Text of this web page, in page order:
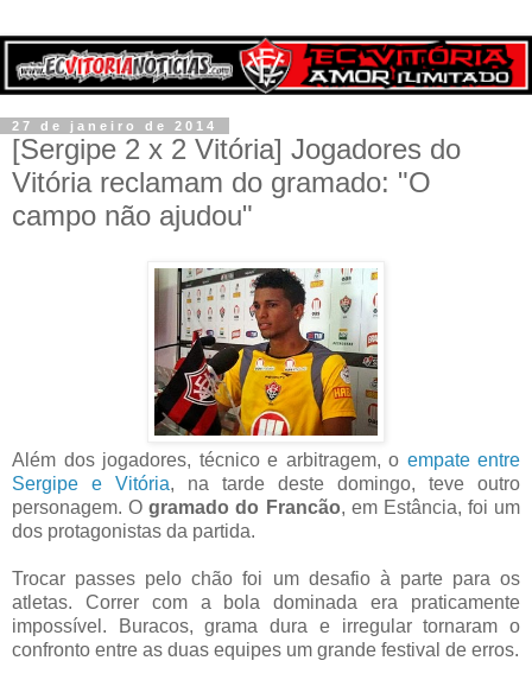
27 de janeiro de 2014
[Sergipe 2 x 2 Vitória] Jogadores do
Vitória reclamam do gramado: "O
campo não ajudou"
Além dos jogadores, técnico e arbitragem, o empate entre
Sergipe e Vitória, na tarde deste domingo, teve outro
personagem. Ogramado do Francão, em Estância, foi um
dos protagonistas da partida.
Trocar passes pelo chão foi um desafio à parte para os
atletas. Correr com a bola dominada era praticamente
impossível. Buracos, grama dura e irregular tornaram o
confronto entre as duas equipes um grande festival de erros.